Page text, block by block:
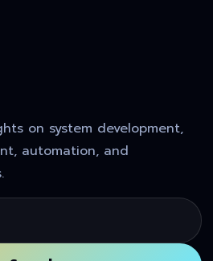
on system development,
automation, and